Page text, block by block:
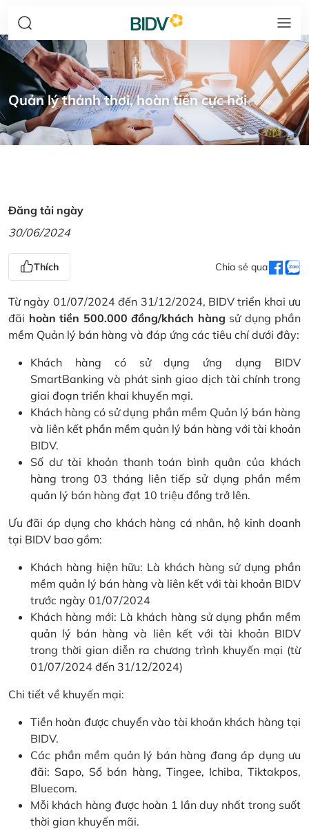
Quản lý thảnh thơi, hoàn tiền cực hời
Đăng tải ngày
30/06/2024
Thích Chia sẻ qua
Từ ngày 01/07/2024 đến 31/12/2024, BIDV triển khai ưu
đãi hoàn tiền 500.000 đồng/khách hàng sử dụng phần
mềm Quản lý bán hàng và đáp ứng các tiêu chí dưới đây:
Khách hàng có sử dụng ứng dụng BIDV
SmartBanking và phát sinh giao dịch tài chính trong
giai đoạn triển khai khuyến mại.
Khách hàng có sử dụng phần mềm Quản lý bán hàng
và liên kết phần mềm quản lý bán hàng với tài khoản
BIDV.
Số dư tài khoản thanh toán bình quân của khách
hàng trong 03 tháng liên tiếp sử dụng phần mềm
quản lý bán hàng đạt 10 triệu đồng trở lên.
Ưu đãi áp dụng cho khách hàng cá nhân, hộ kinh doanh
tại BIDV bao gồm:
Khách hàng hiện hữu: Là khách hàng sử dụng phần
mềm quản lý bán hàng và liên kết với tài khoản BIDV
trước ngày 01/07/2024
Khách hàng mới: Là khách hàng sử dụng phần mềm
quản lý bán hàng và liên kết với tài khoản BIDV
trong thời gian diễn ra chương trình khuyến mại (từ
01/07/2024 đến 31/12/2024)
Chi tiết về khuyến mại:
Tiền hoàn được chuyển vào tài khoản khách hàng tại
BIDV.
Các phần mềm quản lý bán hàng đang áp dụng ưu
đãi: Sapo, Sổ bán hàng, Tingee, Ichiba, Tiktakpos,
Bluecom.
Mỗi khách hàng được hoàn 1 lần duy nhất trong suốt
thời gian khuyến mãi.